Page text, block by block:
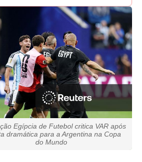
Egípcia de Futebol critica VAR após
dramática para a Argentina na Copa
do Mundo